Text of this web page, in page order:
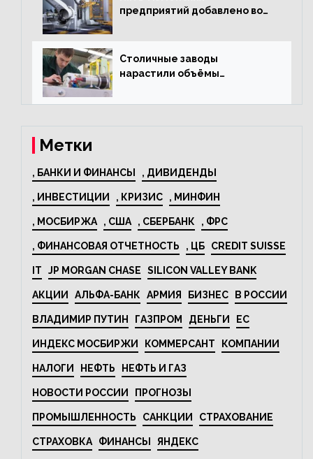
предприятий добавлено во
туризма
Столичные заводы
нарастили объёмы
электрооборудования на
Метки
, БАНКИ И ФИНАНСЫ , ДИВИДЕНДЫ
, ИНВЕСТИЦИИ , КРИЗИС , МИНФИН
, МОСБИРЖА , США , СБЕРБАНК , ФРС
, ФИНАНСОВАЯ ОТЧЕТНОСТЬ , ЦБ CREDIT SUISSE
IT JP MORGAN CHASE SILICON VALLEY BANK
АКЦИИ АЛЬФА-БАНК АРМИЯ БИЗНЕС В РОССИИ
ВЛАДИМИР ПУТИН ГАЗПРОМ ДЕНЬГИ ЕС
ИНДЕКС МОСБИРЖИ КОММЕРСАНТ КОМПАНИИ
НАЛОГИ НЕФТЬ НЕФТЬ И ГАЗ
НОВОСТИ РОССИИ ПРОГНОЗЫ
ПРОМЫШЛЕННОСТЬ САНКЦИИ СТРАХОВАНИЕ
СТРАХОВКА ФИНАНСЫ ЯНДЕКС